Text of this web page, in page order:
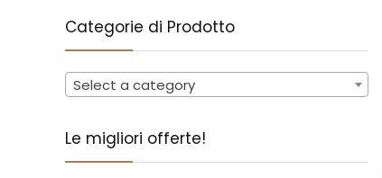
Categorie di Prodotto
Select a category
Le migliori offerte!